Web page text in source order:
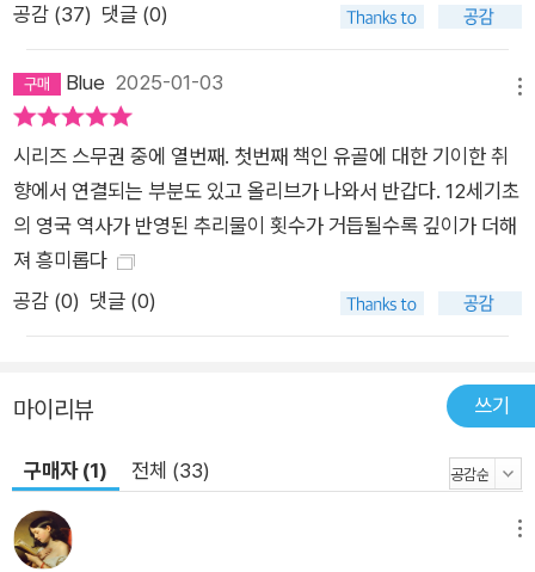
일을 기리기 위해 수많은 순례자들이 슈루즈베리로 모여든 것이
다. 모두들 성 위니프리드의 은총과 기적이 그들의 삶에 찾아오기
를 기원하면서 순례길에 오른 사람들이다. 축제 분위기 속에서 두
명의 수상한 순례자, 키아란과 그의 동행인 매슈가 도착한다. 그
들은 함께 다니면서도 어딘가 불안한 기운을 풍기는데, 특히 키아
란은 목에 커다란 쇠십자가를 걸고 맨발로 걷는 등 극심한 고행을
자처하는 모습을 보인다. 그러던 중, 한 정의로운 기사가 비극적
으로 살해당했다는 소식이 수도원에 전해지고, 캐드펠 수사는 직
관력과 수사 능력을 발휘해 기사의 죽음이 감추고 있는 진실을 하
나씩 밝혀내기 시작한다. 사건의 실마리를 찾는 과정에서 캐드펠
다. 그들은 성 위니프리드를 기리기 위해 온 것이 아니라, 과거에
얽힌 사건 때문에 순례를 선택한 것이었다. 그들의 마음속에는 깊
은 갈등과 복수에 대한 욕망이 자리 잡고 있었으며, 특히 키아란
은 이 순례가 자신에게 구원의 길이 되기를 간절히 바라고 있었
다. 시간이 지날수록, 기사의 죽음과 키아란의 참회 사이에 복잡
공감 (37) 댓글 (0)
Blue 2025-01-03
시리즈 스무권 중에 열번째. 첫번째 책인 유골에 대한 기이한 취
향에서 연결되는 부분도 있고 올리브가 나와서 반갑다. 12세기초
의 영국 역사가 반영된 추리물이 횟수가 거듭될수록 깊이가 더해
져 흥미롭다
공감 (0) 댓글 (0)
마이리뷰 쓰기
구매자 (1) 전체 (33)